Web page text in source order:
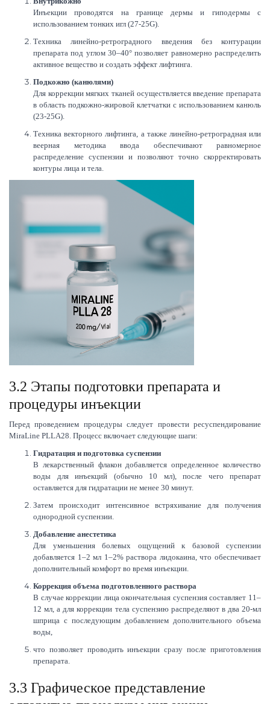
Инъекции проводятся на границе дермы и гиподермы с
использованием тонких игл (27-25G).
Техника линейно-ретроградного введения без контурации
препарата под углом 30–40° позволяет равномерно распределить
активное вещество и создать эффект лифтинга.
Подкожно (канюлями)
Для коррекции мягких тканей осуществляется введение препарата
в область подкожно-жировой клетчатки с использованием канюль
(23-25G).
Техника векторного лифтинга, а также линейно-ретроградная или
веерная методика ввода обеспечивают равномерное
распределение суспензии и позволяют точно скорректировать
контуры лица и тела.
3.2 Этапы подготовки препарата и
процедуры инъекции
Перед проведением процедуры следует провести ресуспендирование
MiraLine PLLA28. Процесс включает следующие шаги:
Гидратация и подготовка суспензии
В лекарственный флакон добавляется определенное количество
воды для инъекций (обычно 10 мл), после чего препарат
оставляется для гидратации не менее 30 минут.
Затем происходит интенсивное встряхивание для получения
однородной суспензии.
Добавление анестетика
Для уменьшения болевых ощущений к базовой суспензии
добавляется 1–2 мл 1–2% раствора лидокаина, что обеспечивает
дополнительный комфорт во время инъекции.
Коррекция объема подготовленного раствора
В случае коррекции лица окончательная суспензия составляет 11–
12 мл, а для коррекции тела суспензию распределяют в два 20-мл
шприца с последующим добавлением дополнительного объема
воды,
что позволяет проводить инъекции сразу после приготовления
препарата.
3.3 Графическое представление